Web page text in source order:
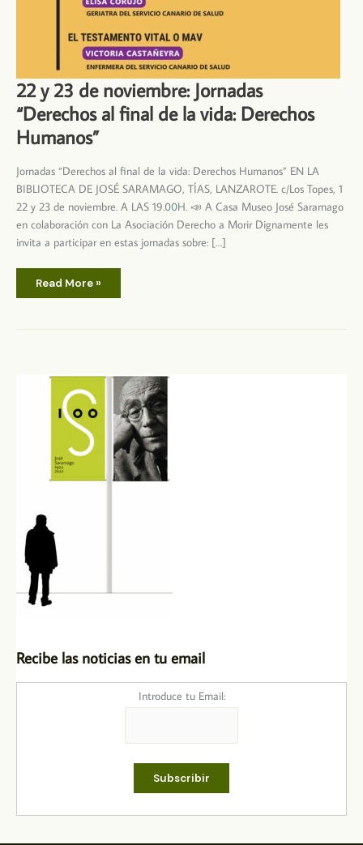
22 y 23 de noviembre: Jornadas
“Derechos al final de la vida: Derechos
Humanos”
Jornadas “Derechos al final de la vida: Derechos Humanos” EN LA
BIBLIOTECA DE JOSÉ SARAMAGO, TÍAS, LANZAROTE. c/Los Topes, 1
22 y 23 de noviembre. A LAS 19.00H. 📣 A Casa Museo José Saramago
en colaboración con La Asociación Derecho a Morir Dignamente les
invita a participar en estas jornadas sobre: […]
22
23
Jornadas
Derechos
Humanos”
Read More »
Recibe las noticias en tu email
Introduce tu Email: